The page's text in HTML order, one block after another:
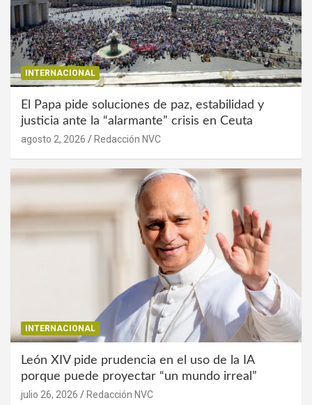
INTERNACIONAL
El Papa pide soluciones de paz, estabilidad y
justicia ante la “alarmante” crisis en Ceuta
agosto 2, 2026 Redacción NVC
INTERNACIONAL
León XIV pide prudencia en el uso de la IA
porque puede proyectar “un mundo irreal”
julio 26, 2026 Redacción NVC